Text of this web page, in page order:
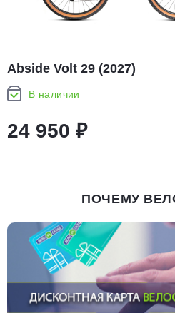
Abside Volt 29 (2027)
В наличии
24 950 ₽
ПОЧЕМУ